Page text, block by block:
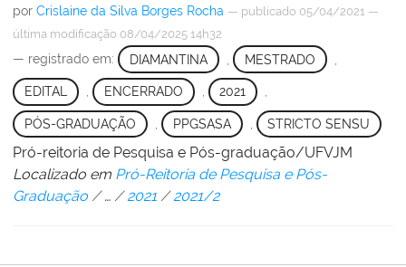
por Crislaine da Silva Borges Rocha — publicado 05/04/2021 —
última modificação 08/04/2025 14h32
— registrado em: DIAMANTINA MESTRADO
EDITAL , ENCERRADO , 2021 ,
PÓS-GRADUAÇÃO PPGSASA STRICTO SENSU
Pró-reitoria de Pesquisa e Pós-graduação/UFVJM
Localizado em Pró-Reitoria de Pesquisa e Pós-
Graduação /… /2021 /2021/2